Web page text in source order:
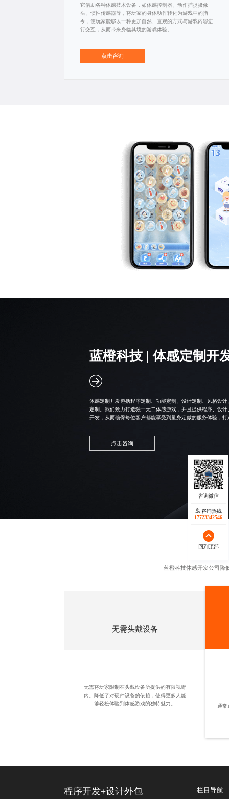
它借助各种体感技术设备，如体感控制器、动作捕捉摄像
头、惯性传感器等，将玩家的身体动作转化为游戏中的指
令，使玩家能够以一种更加自然、直观的方式与游戏内容进
行交互，从而带来身临其境的游戏体验。
点击咨询
蓝橙科技 |体感定制开
体感定制开发包括程序定制、功能定制、设计定制、风格设
定制。我们致力打造独一无二体感游戏，并且提供程序、设
开发，从而确保每位客户都能享受到量身定做的服务体验，
点击咨询
蓝橙科技体感开发公司降
无需头戴设备
无需将玩家限制在头戴设备所提供的有限视野
内。降低了对硬件设备的依赖，使得更多人能
够轻松体验到体感游戏的独特魅力。
通常
咨询热线
17723342546
回到顶部
程序开发+设计外包 栏目导航